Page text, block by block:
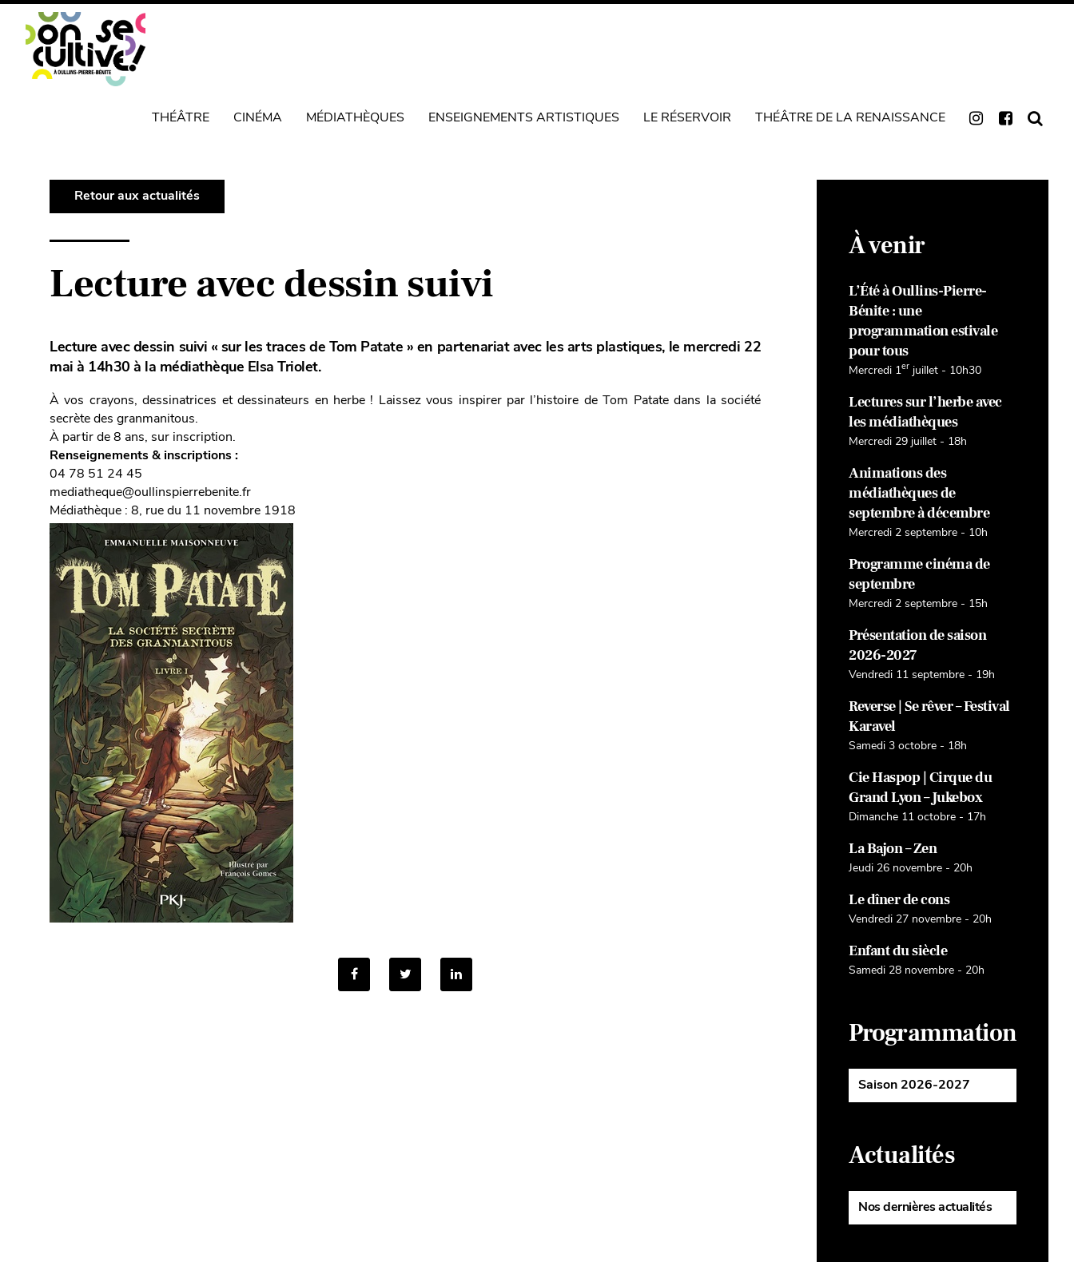
THÉÂTRE CINÉMA MÉDIATHÈQUES ENSEIGNEMENTS ARTISTIQUES LE RÉSERVOIR THÉÂTRE DE LA RENAISSANCE
Retour aux actualités
Lecture avec dessin suivi
Lecture avec dessin suivi « sur les traces de Tom Patate » en partenariat avec les arts plastiques, le mercredi 22
mai à 14h30 à la médiathèque Elsa Triolet.
À vos crayons, dessinatrices et dessinateurs en herbe ! Laissez vous inspirer par l’histoire de Tom Patate dans la société
secrète des granmanitous.
À partir de 8 ans, sur inscription.
Renseignements & inscriptions:
04 78 51 24 45
mediatheque@oullinspierrebenite.fr
Médiathèque : 8, rue du 11 novembre 1918
À venir
L’Été à Oullins-Pierre-
Bénite : une
programmation estivale
pour tous
Mercredi 1er juillet - 10h30
Lectures sur l’herbe avec
les médiathèques
Mercredi 29 juillet - 18h
Animations des
médiathèques de
septembre à décembre
Mercredi 2 septembre - 10h
Programme cinéma de
septembre
Mercredi 2 septembre - 15h
Présentation de saison
2026-2027
Vendredi 11 septembre - 19h
Reverse | Se rêver – Festival
Karavel
Samedi 3 octobre - 18h
Cie Haspop | Cirque du
Grand Lyon – Jukebox
Dimanche 11 octobre - 17h
La Bajon – Zen
Jeudi 26 novembre - 20h
Le dîner de cons
Vendredi 27 novembre - 20h
Enfant du siècle
Samedi 28 novembre - 20h
Programmation
Saison 2026-2027
Actualités
Nos dernières actualités